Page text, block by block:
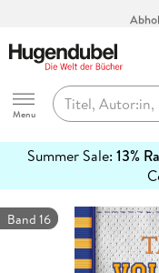
Hugendubel
Menu
Summer Sale: 13%
erfahren
Band 16